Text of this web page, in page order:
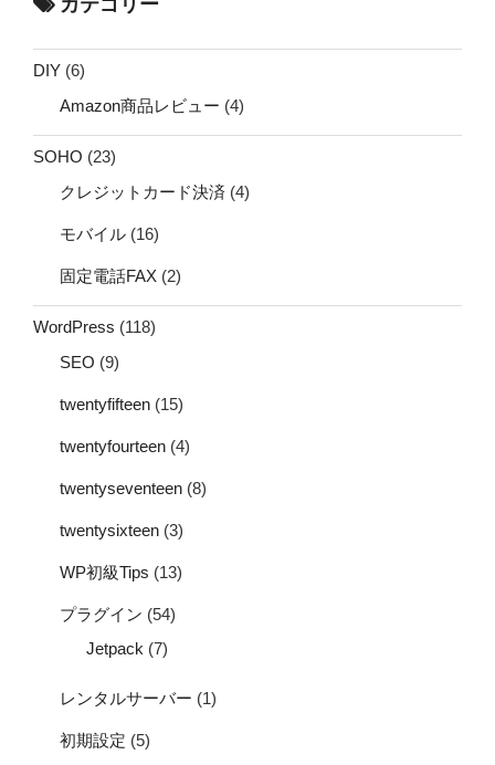
DIY (6)
Amazon商品レビュー (4)
SOHO (23)
クレジットカード決済 (4)
モバイル (16)
固定電話FAX (2)
WordPress (118)
SEO (9)
twentyfifteen (15)
twentyfourteen (4)
twentyseventeen (8)
twentysixteen (3)
WP初級Tips (13)
プラグイン (54)
Jetpack (7)
レンタルサーバー (1)
初期設定 (5)